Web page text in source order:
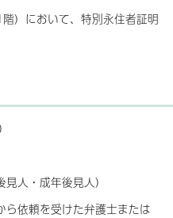
）において、特別永住者証明
人・成年後見人）
ら依頼を受けた弁護士または